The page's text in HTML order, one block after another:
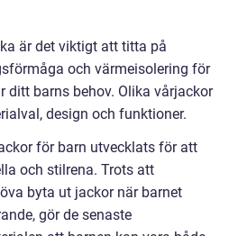
är det viktigt att titta på
och värmeisolering för
ditt barns behov. Olika vårjackor
design och funktioner.
för barn utvecklats för att
och stilrena. Trots att
byta ut jackor när barnet
gör de senaste